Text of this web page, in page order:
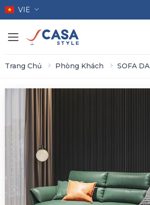
VIE
Toggle mobile menu
Trang Chủ Phòng Khách SOFA DA